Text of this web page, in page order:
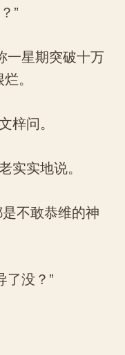
”
星期突破十万
。
梓问。
实实地说。
不敢恭维的神
没？”